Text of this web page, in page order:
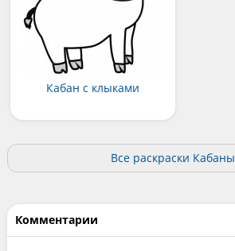
Кабан с клыками
Все раскраски Кабаны
Комментарии